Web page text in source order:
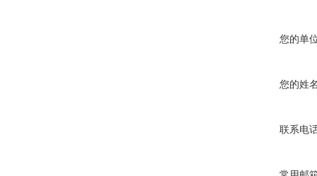
您的单
您的姓
联系电